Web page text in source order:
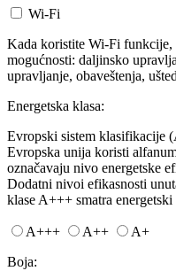
Wi-Fi
Kada koristite Wi-Fi funkcije,
mogućnosti: daljinsko
upravljanje, obaveštenja,
Energetska klasa:
Evropski sistem klasifikacije
Evropska unija koristi
označavaju nivo energetske
Dodatni nivoi efikasnosti
klase A+++ smatra
A+++ A++
A+
Boja: